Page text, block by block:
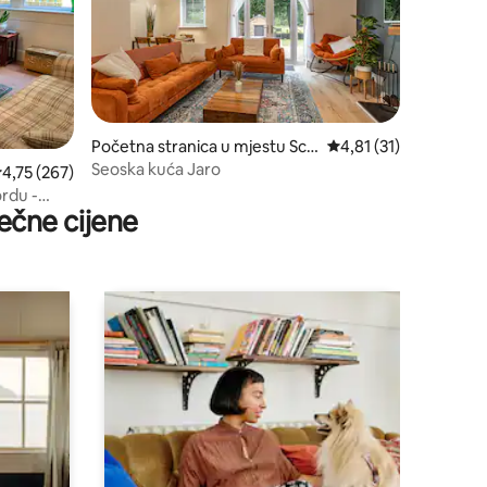
ocjena 4,75 od 5, recenzija: 267
4,75 (267)
-
Početna stranica u mjestu Sco
ttish Borders
prosječna ocjena
4,81 (31)
Seoska kuća Jaro
cijene